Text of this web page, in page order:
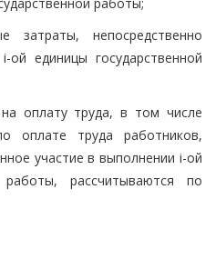
работы;
непосредственно
единицы государственной
оплату труда, в том числе
оплате труда работников,
участие в выполнении i-ой
работы, рассчитываются по